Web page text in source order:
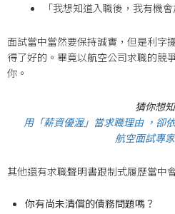
「我想知道入職後，我有機會
面試當中當然要保持誠實，但是利字
得了好的。畢竟以航空公司求職的競
你。
猜你想
用「薪資優渥」當求職理由 ，卻
航空面試專
其他還有求職聲明書跟制式履歷當中
你有尚未清償的債務問題嗎？